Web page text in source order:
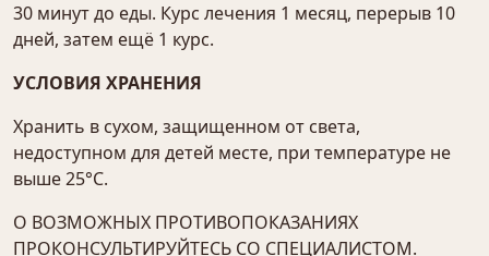
30 минут до еды. Курс лечения 1 месяц, перерыв 10
дней, затем ещё 1 курс.
УСЛОВИЯ ХРАНЕНИЯ
Хранить в сухом, защищенном от света,
недоступном для детей месте, при температуре не
выше 25°С.
О ВОЗМОЖНЫХ ПРОТИВОПОКАЗАНИЯХ
ПРОКОНСУЛЬТИРУЙТЕСЬ СО СПЕЦИАЛИСТОМ.